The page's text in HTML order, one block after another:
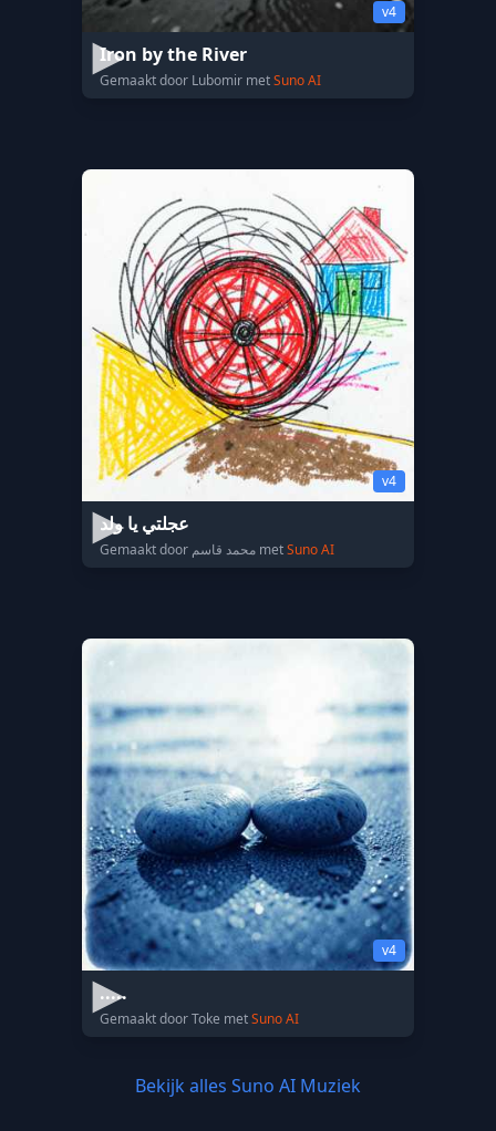
v4
Iron by the River
Gemaakt door Lubomir metSuno AI
v4
عجلتي يا ولد
Gemaakt door محمد قاسم metSuno AI
v4
.....
Gemaakt door Toke metSuno AI
Bekijk alles Suno AI Muziek